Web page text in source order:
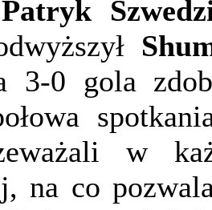
Patryk
3-0 gola
w
na co